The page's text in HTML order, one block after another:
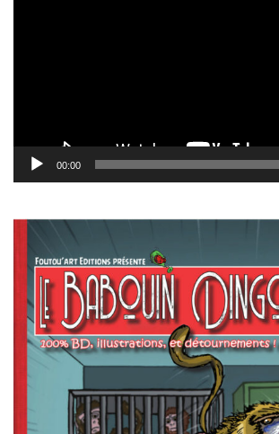
00:00